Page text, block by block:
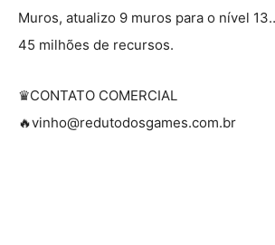
Muros, atualizo 9 muros para o nível
45 milhões de recursos.
♛CONTATO COMERCIAL
🔥vinho@redutodosgames.com.br